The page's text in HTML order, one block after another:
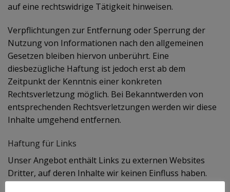
auf eine rechtswidrige Tätigkeit hinweisen.
Verpflichtungen zur Entfernung oder Sperrung der
Nutzung von Informationen nach den allgemeinen
Gesetzen bleiben hiervon unberührt. Eine
diesbezügliche Haftung ist jedoch erst ab dem
Zeitpunkt der Kenntnis einer konkreten
Rechtsverletzung möglich. Bei Bekanntwerden von
entsprechenden Rechtsverletzungen werden wir diese
Inhalte umgehend entfernen.
Haftung für Links
Unser Angebot enthält Links zu externen Websites
Dritter, auf deren Inhalte wir keinen Einfluss haben.